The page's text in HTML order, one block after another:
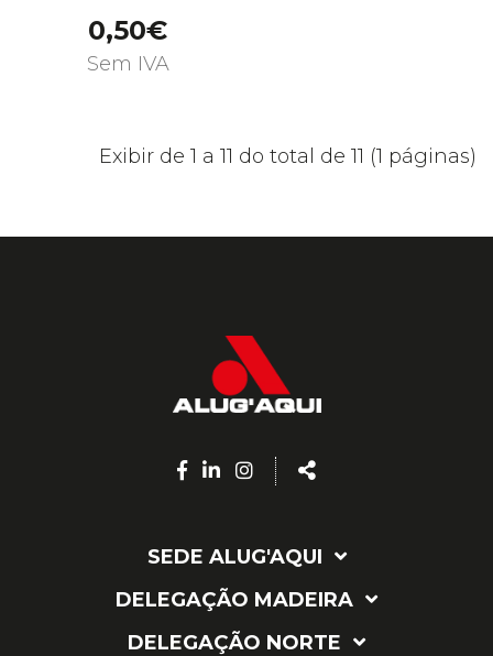
0,50€
Sem IVA
Exibir de 1 a 11 do total de 11 (1 páginas)
Facebook
Linkedin
Instagram
Share
SEDE ALUG'AQUI
DELEGAÇÃO MADEIRA
DELEGAÇÃO NORTE